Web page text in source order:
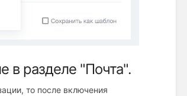
в разделе "Почта".
то после включения